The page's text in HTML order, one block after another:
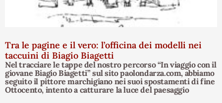
Tra le pagine e il vero: l’officina dei modelli nei
taccuini di Biagio Biagetti
Nel tracciare le tappe del nostro percorso “In viaggio con il
giovane Biagio Biagetti” sul sito paolondarza.com, abbiamo
seguito il pittore marchigiano nei suoi spostamenti di fine
Ottocento, intento a catturare la luce del paesaggio